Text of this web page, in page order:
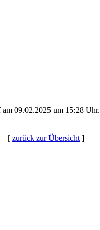
09.02.2025 um 15:28 Uhr.
[ zurück zur Übersicht ]